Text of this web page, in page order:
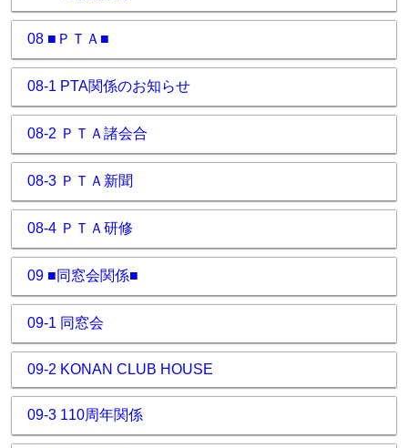
08 ■ＰＴＡ■
08-1 PTA関係のお知らせ
08-2 ＰＴＡ諸会合
08-3 ＰＴＡ新聞
08-4 ＰＴＡ研修
09 ■同窓会関係■
09-1 同窓会
09-2 KONAN CLUB HOUSE
09-3 110周年関係